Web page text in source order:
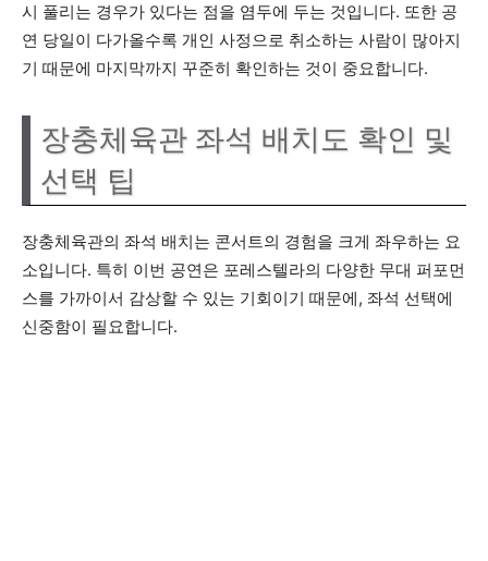
시 풀리는 경우가 있다는 점을 염두에 두는 것입니다. 또한 공
연 당일이 다가올수록 개인 사정으로 취소하는 사람이 많아지
기 때문에 마지막까지 꾸준히 확인하는 것이 중요합니다.
장충체육관 좌석 배치도 확인 및
선택 팁
장충체육관의 좌석 배치는 콘서트의 경험을 크게 좌우하는 요
소입니다. 특히 이번 공연은 포레스텔라의 다양한 무대 퍼포먼
스를 가까이서 감상할 수 있는 기회이기 때문에, 좌석 선택에
신중함이 필요합니다.